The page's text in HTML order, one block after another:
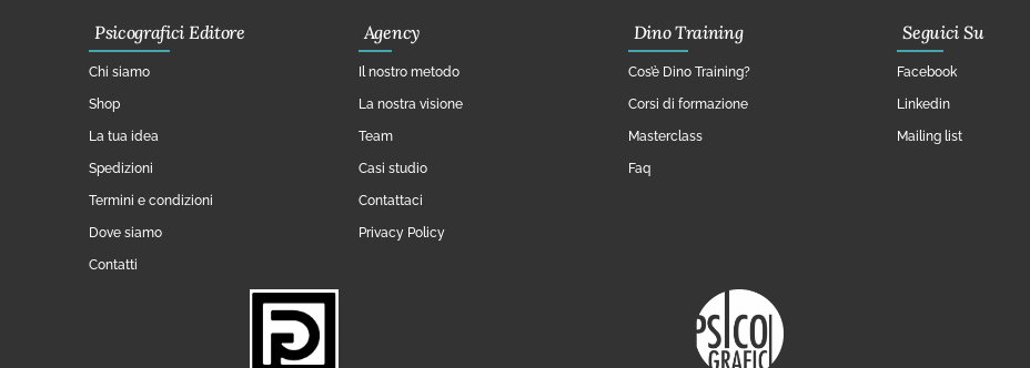
Psicografici Editore
Chi siamo
Shop
La tua idea
Spedizioni
Termini e condizioni
Dove siamo
Contatti
Agency
Il nostro metodo
La nostra visione
Team
Casi studio
Contattaci
Privacy Policy
Dino Training
Cos’è Dino Training?
Corsi di formazione
Masterclass
Faq
Seguici Su
Facebook
Linkedin
Mailing list